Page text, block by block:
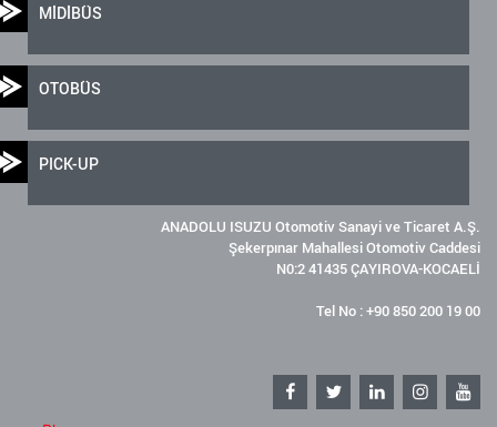
MİDİBÜS
OTOBÜS
PICK-UP
ANADOLU ISUZU Otomotiv Sanayi ve Ticaret A.Ş.
Şekerpınar Mahallesi Otomotiv Caddesi
N0:2 41435 ÇAYIROVA-KOCAELİ
Tel No : +90 850 200 19 00